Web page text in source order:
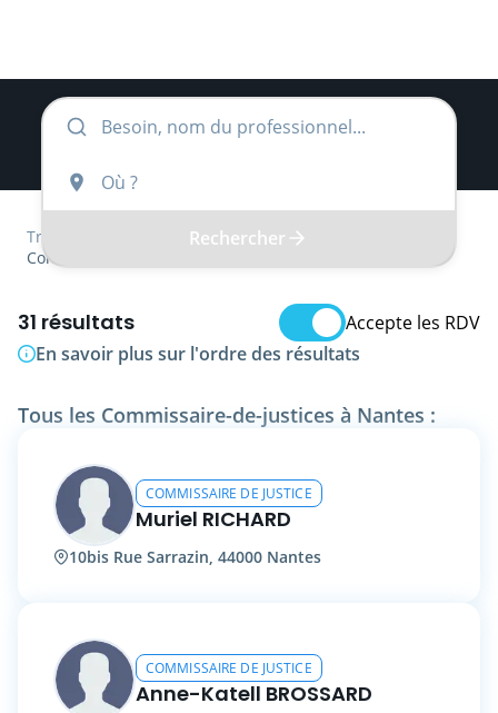
Rechercher
Trouver Pays de la Loire
Loire-Atlantique
Commissaire-de-justice
31 résultats
Accepte les RDV
En savoir plus sur l'ordre des résultats
Tous les Commissaire-de-justices à Nantes :
COMMISSAIRE DE JUSTICE
Muriel RICHARD
10bis Rue Sarrazin, 44000 Nantes
COMMISSAIRE DE JUSTICE
Anne-Katell BROSSARD